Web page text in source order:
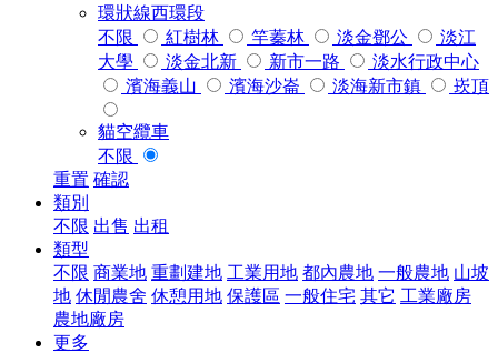
環狀線西環段
不限
紅樹林 竿蓁林 淡金鄧公
淡江
大學
淡金北新 新市一路
淡水行政中心
濱海義山
濱海沙崙 淡海新市鎮 崁頂
貓空纜車
不限
重置 確認
類別
不限 出售 出租
類型
不限 商業地 重劃建地 工業用地 都內農地 一般農地 山坡
地 休閒農舍 休憩用地 保護區 一般住宅 其它 工業廠房
農地廠房
更多